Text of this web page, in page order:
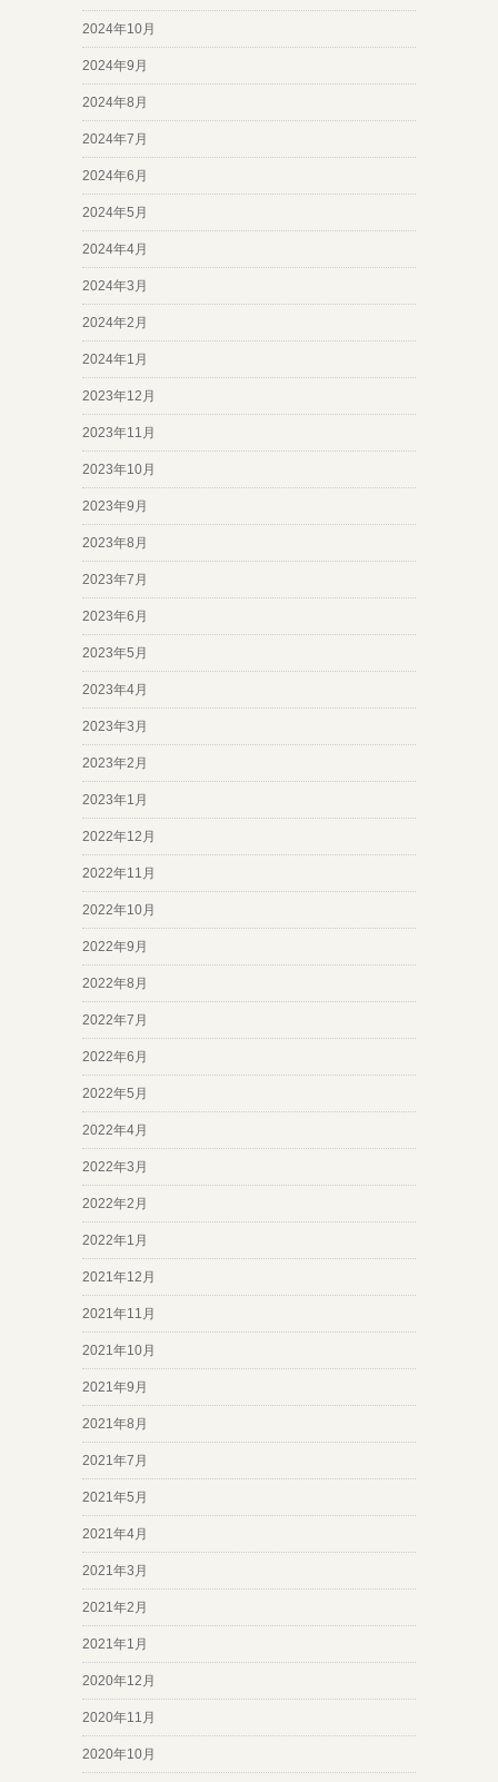
2024年10月
2024年9月
2024年8月
2024年7月
2024年6月
2024年5月
2024年4月
2024年3月
2024年2月
2024年1月
2023年12月
2023年11月
2023年10月
2023年9月
2023年8月
2023年7月
2023年6月
2023年5月
2023年4月
2023年3月
2023年2月
2023年1月
2022年12月
2022年11月
2022年10月
2022年9月
2022年8月
2022年7月
2022年6月
2022年5月
2022年4月
2022年3月
2022年2月
2022年1月
2021年12月
2021年11月
2021年10月
2021年9月
2021年8月
2021年7月
2021年5月
2021年4月
2021年3月
2021年2月
2021年1月
2020年12月
2020年11月
2020年10月